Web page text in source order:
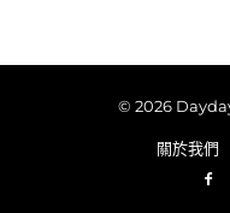
© 2026
關於我們